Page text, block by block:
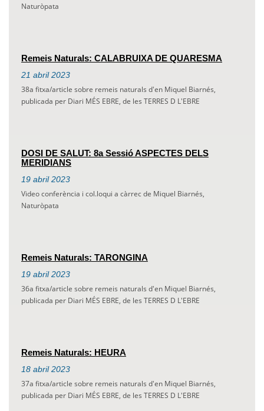
Naturòpata
Remeis Naturals: CALABRUIXA DE QUARESMA
21 abril 2023
38a fitxa/article sobre remeis naturals d'en Miquel Biarnés,
publicada per Diari MÉS EBRE, de les TERRES D L'EBRE
DOSI DE SALUT: 8a Sessió ASPECTES DELS
MERIDIANS
19 abril 2023
Video conferència i col.loqui a càrrec de Miquel Biarnés,
Naturòpata
Remeis Naturals: TARONGINA
19 abril 2023
36a fitxa/article sobre remeis naturals d'en Miquel Biarnés,
publicada per Diari MÉS EBRE, de les TERRES D L'EBRE
Remeis Naturals: HEURA
18 abril 2023
37a fitxa/article sobre remeis naturals d'en Miquel Biarnés,
publicada per Diari MÉS EBRE, de les TERRES D L'EBRE